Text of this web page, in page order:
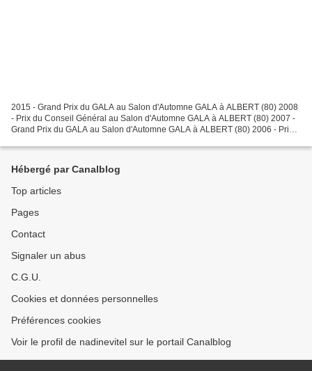
2015 - Grand Prix du GALA au Salon d'Automne GALA à ALBERT (80) 2008
- Prix du Conseil Général au Salon d'Automne GALA à ALBERT (80) 2007 -
Grand Prix du GALA au Salon d'Automne GALA à ALBERT (80) 2006 - Prix
Hébergé par Canalblog
Top articles
Pages
Contact
Signaler un abus
C.G.U.
Cookies et données personnelles
Préférences cookies
Voir le profil de nadinevitel sur le portail Canalblog